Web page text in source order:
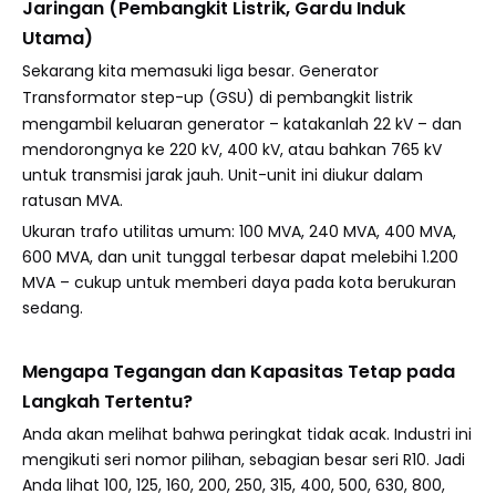
Jaringan (Pembangkit Listrik, Gardu Induk
Utama)
Sekarang kita memasuki liga besar. Generator
Transformator step-up (GSU) di pembangkit listrik
mengambil keluaran generator – katakanlah 22 kV – dan
mendorongnya ke 220 kV, 400 kV, atau bahkan 765 kV
untuk transmisi jarak jauh. Unit-unit ini diukur dalam
ratusan MVA.
Ukuran trafo utilitas umum: 100 MVA, 240 MVA, 400 MVA,
600 MVA, dan unit tunggal terbesar dapat melebihi 1.200
MVA – cukup untuk memberi daya pada kota berukuran
sedang.
Mengapa Tegangan dan Kapasitas Tetap pada
Langkah Tertentu?
Anda akan melihat bahwa peringkat tidak acak. Industri ini
mengikuti seri nomor pilihan, sebagian besar seri R10. Jadi
Anda lihat 100, 125, 160, 200, 250, 315, 400, 500, 630, 800,